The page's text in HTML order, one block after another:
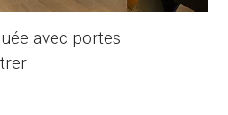
avec portes